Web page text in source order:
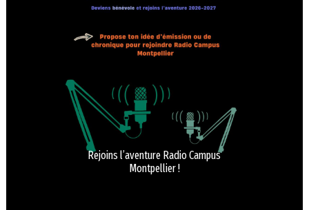
Rejoins l’aventure Radio Campus
Montpellier !